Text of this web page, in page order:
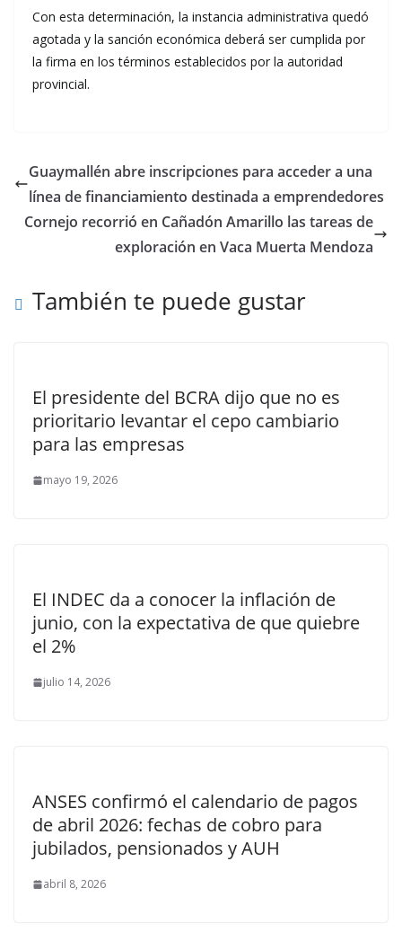
Con esta determinación, la instancia administrativa quedó
agotada y la sanción económica deberá ser cumplida por
la firma en los términos establecidos por la autoridad
provincial.
Guaymallén abre inscripciones para acceder a una
línea de financiamiento destinada a emprendedores
Cornejo recorrió en Cañadón Amarillo las tareas de
exploración en Vaca Muerta Mendoza
También te puede gustar
El presidente del BCRA dijo que no es
prioritario levantar el cepo cambiario
para las empresas
mayo 19, 2026
El INDEC da a conocer la inflación de
junio, con la expectativa de que quiebre
el 2%
julio 14, 2026
ANSES confirmó el calendario de pagos
de abril 2026: fechas de cobro para
jubilados, pensionados y AUH
abril 8, 2026